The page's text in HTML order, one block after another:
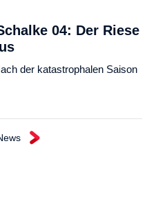
04: Der Riese
der katastrophalen Saison